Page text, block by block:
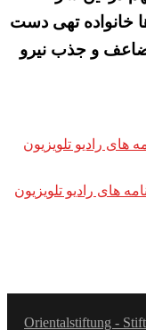
خانواده تهی دست
و جذب نیرو
سبد از برنامه های رادیو تلویزیون
(228) سبد از برنامه های رادیو تلویزیون
Orientalstiftung -